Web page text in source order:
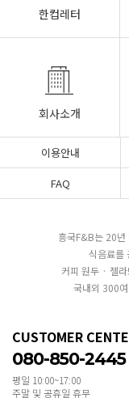
한컵레터
회사소개
이용안내
FAQ
흥국F&B는 20년
식음료를
커피 원두 · 젤
국내외 300
CUSTOMER
080-850-2445
평일 10:00~17:00
주말 및 공휴일 휴무